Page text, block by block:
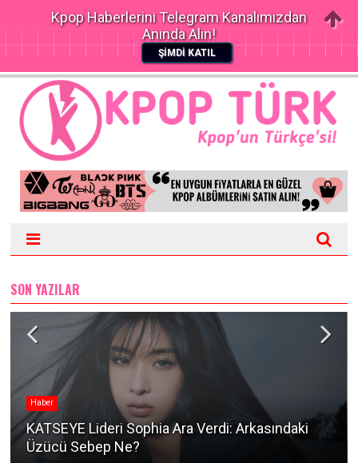
SON YAZILAR
Haber
KATSEYE Lideri Sophia Ara Verdi: Arkasındaki
Üzücü Sebep Ne?
Kpop Haberlerini Telegram Kanalımızdan
Anında Alın!
ŞİMDİ KATIL